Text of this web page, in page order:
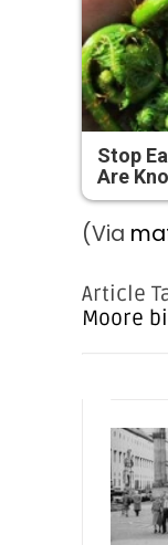
Stop
Are
(Via
Article
Moore